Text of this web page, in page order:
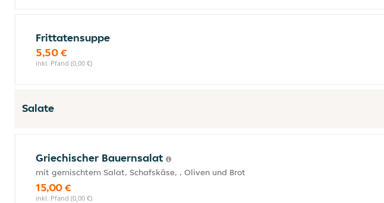
Frittatensuppe
5,50 €
inkl. Pfand (0,00 €)
Salate
Griechischer Bauernsalat
mit gemischtem Salat, Schafskäse, , Oliven und Brot
15,00 €
inkl. Pfand (0,00 €)